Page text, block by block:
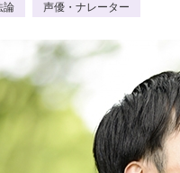
論 声優・ナレーター